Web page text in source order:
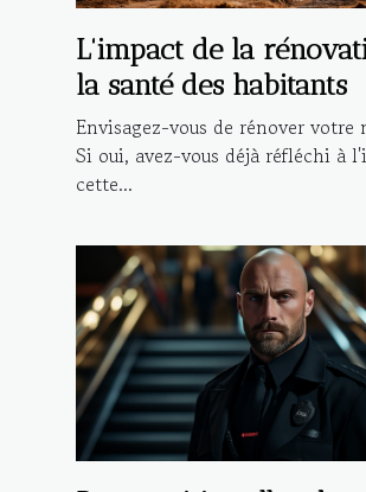
L'impact de la
la santé des habitants
Envisagez-vous de rénover votre
Si oui, avez-vous déjà réfléchi à
cette...